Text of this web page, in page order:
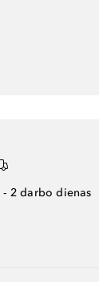
- 2 darbo dienas